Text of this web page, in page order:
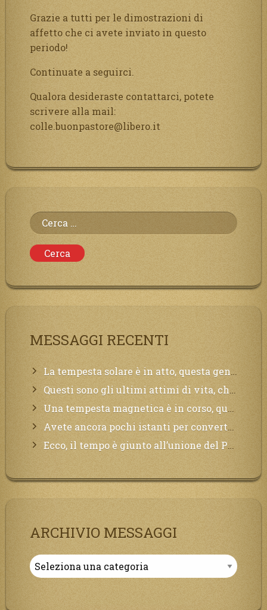
Grazie a tutti per le dimostrazioni di
affetto che ci avete inviato in questo
periodo!
Continuate a seguirci.
Qualora desideraste contattarci, potete
scrivere alla mail:
colle.buonpastore@libero.it
Ricerca
per:
MESSAGGI RECENTI
La tempesta solare è in atto, questa generazione soffrirà molto, la Terra arderà, l’acqua sarà contaminata, il cibo non sarà più nelle vostre mense.
Questi sono gli ultimi attimi di vita, chi si vuole salvare Mi chiami in suo aiuto.
Una tempesta magnetica è in corso, questa generazione patirà. Il black out non tarderà ad arrivare e tutta la Terra sarà oscurata.
Avete ancora pochi istanti per convertirvi, non perdete tempo, la sciagura arriverà all’improvviso e per chi non si sarà preparato saranno dolori.
Ecco, il tempo è giunto all’unione del Padre con il figlio, non avete che da attendere pochissimo.
ARCHIVIO MESSAGGI
Archivio
Messaggi